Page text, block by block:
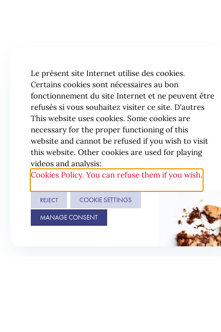
Le présent site Internet utilise des cookies.
Certains cookies sont nécessaires au bon
fonctionnement du site Internet et ne peuvent être
refusés si vous souhaitez visiter ce site. D'autres
This website uses cookies. Some cookies are
necessary for the proper functioning of this
website and cannot be refused if you wish to visit
this website. Other cookies are used for playing
videos and analysis:
Cookies Policy. You can refuse them if you wish.
REJECT
COOKIE SETTINGS
MANAGE CONSENT